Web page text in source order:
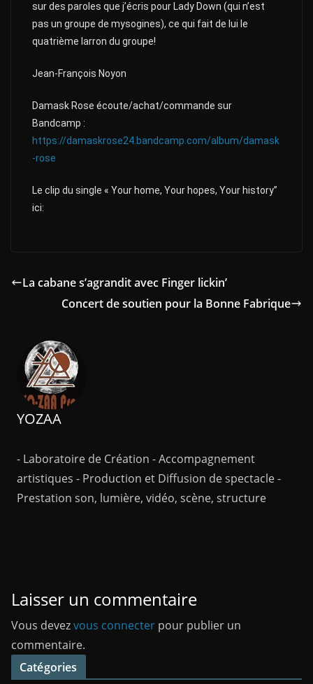
sur des paroles que j’écris pour Lady Down (qui n’est
pas un groupe de mysogines), ce qui fait de lui le
quatrième larron du groupe!
Jean-François Noyon
Damask Rose écoute/achat/commande sur
Bandcamp :
https://damaskrose24.bandcamp.com/album/damask
-rose
Le clip du single « Your home, Your hopes, Your history”
ici:
La cabane s’agrandit avec Finger lickin’
Concert de soutien pour la Bonne Fabrique
YOZAA
- Laboratoire de Création - Accompagnement
artistiques - Production et Diffusion de spectacle -
Prestation son, lumière, vidéo, scène, structure
Laisser un commentaire
Vous devezvous connecter pour publier un
commentaire.
Catégories